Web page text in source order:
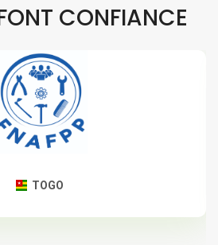
CONFIANCE
TOGO